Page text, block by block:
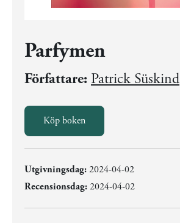
Parfymen
Författare: Patrick Süskind
Köp boken
Utgivningsdag:2024-04-02
Recensionsdag:2024-04-02